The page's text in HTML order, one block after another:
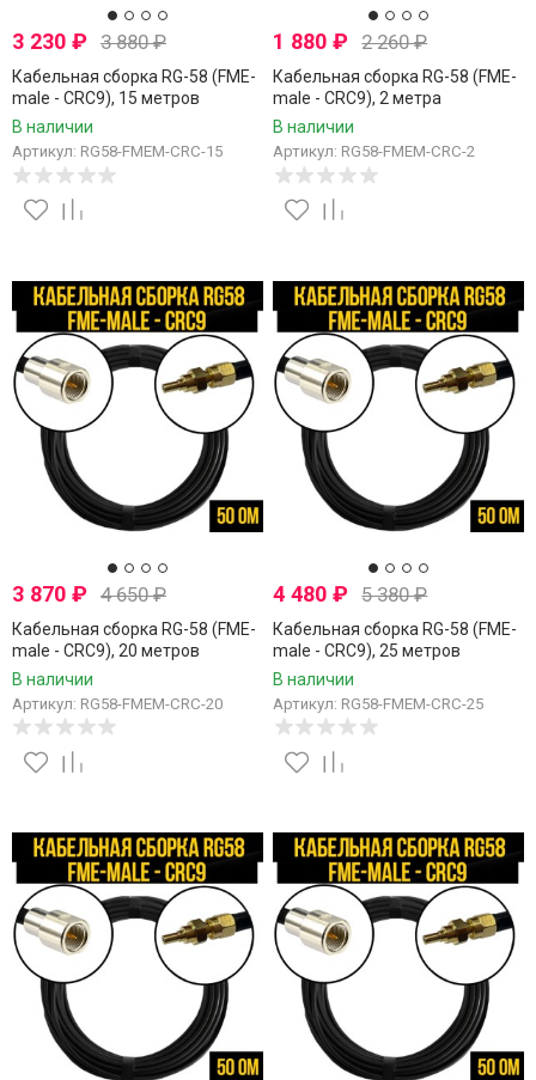
3 230 ₽ 3 880₽
Кабельная сборка RG-58 (FME-
male - CRC9), 15 метров
В наличии
Артикул: RG58-FMEM-CRC-15
1 880₽ 2 260₽
Кабельная сборка RG-58 (FME-
male - CRC9), 2 метра
В наличии
Артикул: RG58-FMEM-CRC-2
3 870 ₽ 4 650₽
Кабельная сборка RG-58 (FME-
male - CRC9), 20 метров
В наличии
Артикул: RG58-FMEM-CRC-20
4 480₽ 5 380₽
Кабельная сборка RG-58 (FME-
male - CRC9), 25 метров
В наличии
Артикул: RG58-FMEM-CRC-25